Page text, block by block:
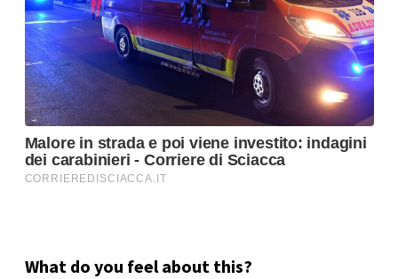
What do you feel about this?